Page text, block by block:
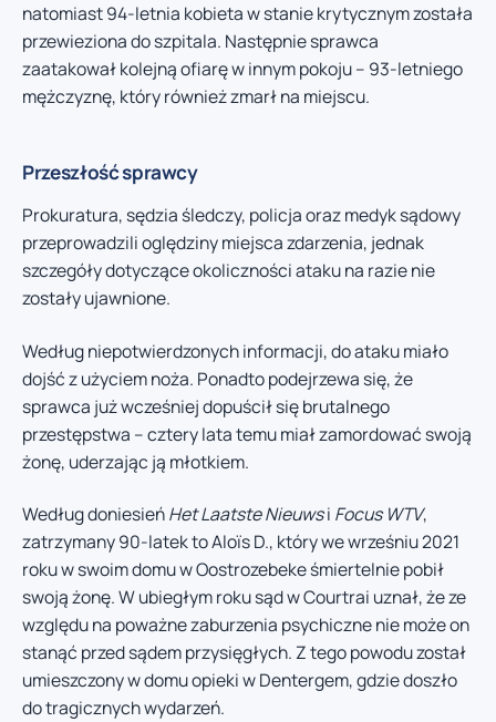
natomiast 94-letnia kobieta w stanie krytycznym została
przewieziona do szpitala. Następnie sprawca
zaatakował kolejną ofiarę w innym pokoju – 93-letniego
mężczyznę, który również zmarł na miejscu.
Przeszłość sprawcy
Prokuratura, sędzia śledczy, policja oraz medyk sądowy
przeprowadzili oględziny miejsca zdarzenia, jednak
szczegóły dotyczące okoliczności ataku na razie nie
zostały ujawnione.
Według niepotwierdzonych informacji, do ataku miało
dojść z użyciem noża. Ponadto podejrzewa się, że
sprawca już wcześniej dopuścił się brutalnego
przestępstwa – cztery lata temu miał zamordować swoją
żonę, uderzając ją młotkiem.
Według doniesieńHet Laatste Nieuwsi Focus WTV,
zatrzymany 90-latek to Aloïs D., który we wrześniu 2021
roku w swoim domu w Oostrozebeke śmiertelnie pobił
swoją żonę. W ubiegłym roku sąd w Courtrai uznał, że ze
względu na poważne zaburzenia psychiczne nie może on
stanąć przed sądem przysięgłych. Z tego powodu został
umieszczony w domu opieki w Dentergem, gdzie doszło
do tragicznych wydarzeń.